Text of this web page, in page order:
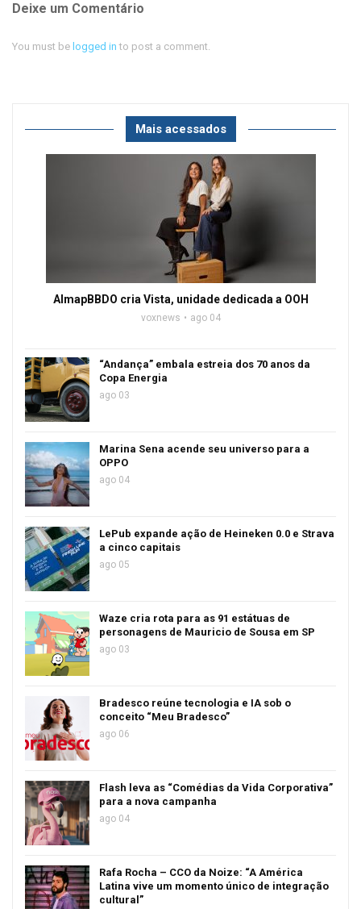
Deixe um Comentário
You must be logged in to post a comment.
Mais acessados
AlmapBBDO cria Vista, unidade dedicada a OOH
voxnews ago 04
“Andança” embala estreia dos 70 anos da
Copa Energia
ago 03
Marina Sena acende seu universo para a
OPPO
ago 04
LePub expande ação de Heineken 0.0 e Strava
a cinco capitais
ago 05
Waze cria rota para as 91 estátuas de
personagens de Mauricio de Sousa em SP
ago 03
Bradesco reúne tecnologia e IA sob o
conceito “Meu Bradesco”
ago 06
Flash leva as “Comédias da Vida Corporativa”
para a nova campanha
ago 04
Rafa Rocha – CCO da Noize: “A América
Latina vive um momento único de integração
cultural”